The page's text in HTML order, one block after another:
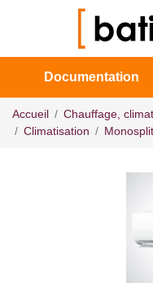
Documentation
Accueil
Chauffage,
Climatisation